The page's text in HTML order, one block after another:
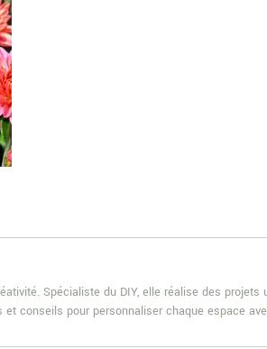
Spécialiste du DIY, elle réalise des
conseils pour personnaliser chaque espace